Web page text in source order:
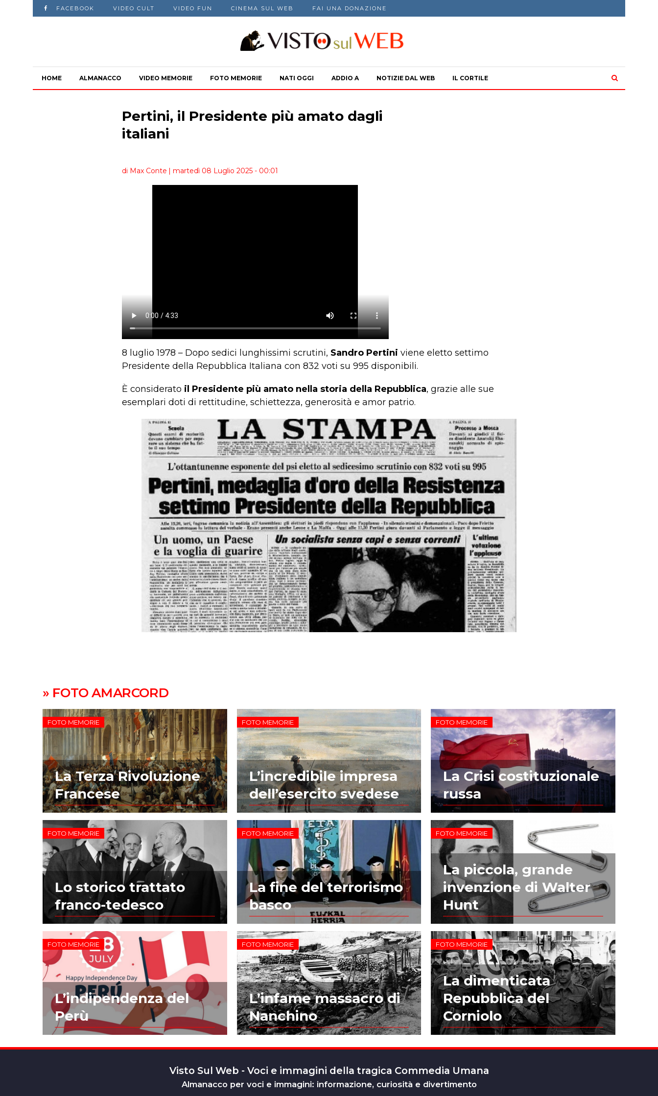
FACEBOOK VIDEO CULT VIDEO FUN CINEMA SUL WEB FAI UNA DONAZIONE
HOME ALMANACCO VIDEO MEMORIE FOTO MEMORIE NATI OGGI ADDIO A NOTIZIE DAL WEB IL CORTILE
Pertini, il Presidente più amato dagli
italiani
di Max Conte | martedì 08 Luglio 2025 - 00:01
8 luglio 1978 – Dopo sedici lunghissimi scrutini, Sandro Pertini viene eletto settimo
Presidente della Repubblica Italiana con 832 voti su 995 disponibili.
È considerato il Presidente più amato nella storia della Repubblica, grazie alle sue
esemplari doti di rettitudine, schiettezza, generosità e amor patrio.
» FOTO AMARCORD
FOTO MEMORIE
La Terza Rivoluzione
Francese
FOTO MEMORIE
L’incredibile impresa
dell’esercito svedese
FOTO MEMORIE
La Crisi costituzionale
russa
FOTO MEMORIE
Lo storico trattato
franco-tedesco
FOTO MEMORIE
La fine del terrorismo
basco
FOTO MEMORIE
La piccola, grande
invenzione di Walter
Hunt
FOTO MEMORIE
L’indipendenza del
Perù
FOTO MEMORIE
L’infame massacro di
Nanchino
FOTO MEMORIE
La dimenticata
Repubblica del
Corniolo
Visto Sul Web - Voci e immagini della tragica Commedia Umana
Almanacco per voci e immagini: informazione, curiosità e divertimento